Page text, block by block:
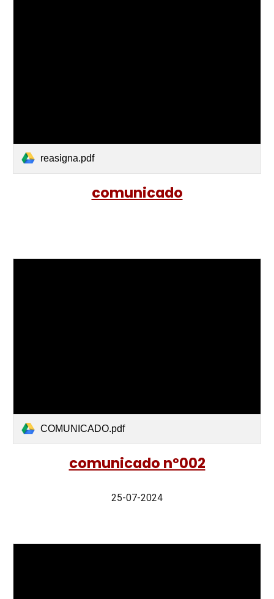
reasigna.pdf
comunicado
COMUNICADO.pdf
comunicado nº002
25-07-2024